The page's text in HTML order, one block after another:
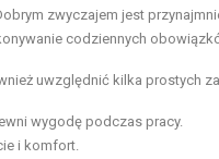
zwyczajem jest
codziennych
uwzględnić kilka prostych
wygodę podczas pracy.
i komfort.